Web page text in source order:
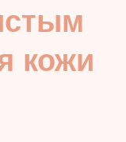
кожи